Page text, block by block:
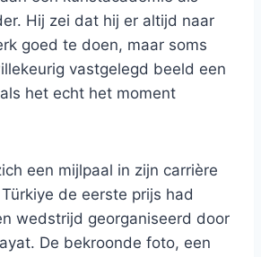
Hij zei dat hij er altijd naar
goed te doen, maar soms
vastgelegd beeld een
het echt het moment
een mijlpaal in zijn carrière
de eerste prijs had
wedstrijd georganiseerd door
De bekroonde foto, een